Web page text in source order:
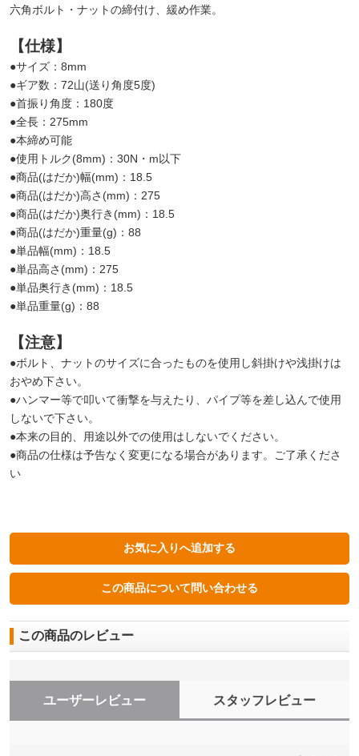
六角ボルト・ナットの締付け、緩め作業。
【仕様】
●サイズ：8mm
●ギア数：72山(送り角度5度)
●首振り角度：180度
●全長：275mm
●本締め可能
●使用トルク(8mm)：30N・m以下
●商品(はだか)幅(mm)：18.5
●商品(はだか)高さ(mm)：275
●商品(はだか)奥行き(mm)：18.5
●商品(はだか)重量(g)：88
●単品幅(mm)：18.5
●単品高さ(mm)：275
●単品奥行き(mm)：18.5
●単品重量(g)：88
【注意】
●ボルト、ナットのサイズに合ったものを使用し斜掛けや浅掛けは
おやめ下さい。
●ハンマー等で叩いて衝撃を与えたり、パイプ等を差し込んで使用
しないで下さい。
●本来の目的、用途以外での使用はしないでください。
●商品の仕様は予告なく変更になる場合があります。ご了承くださ
い
この商品のレビュー
ユーザーレビュー スタッフレビュー